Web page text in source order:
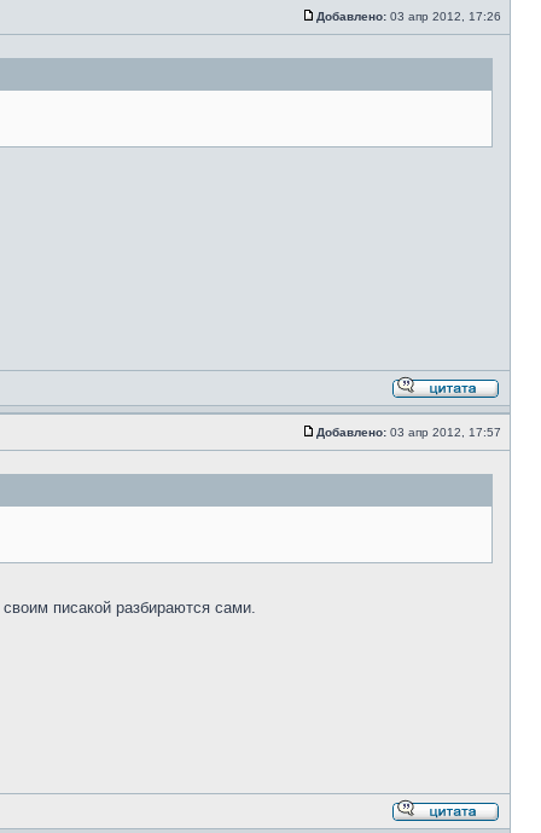
Добавлено: 03 апр 2012, 17:26
Добавлено: 03 апр 2012, 17:57
писакой разбираются сами.